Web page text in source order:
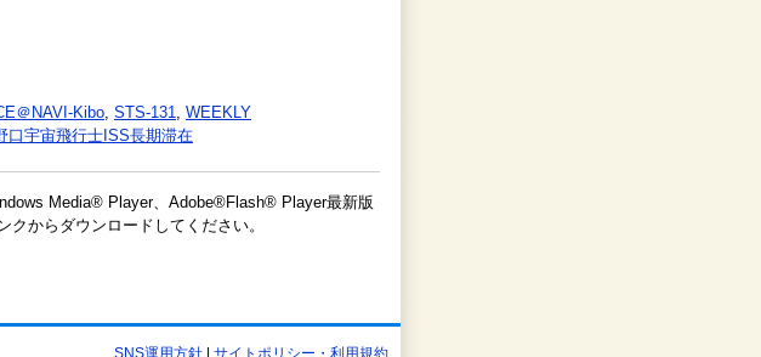
＠NAVI-Kibo, STS-131, WEEKLY
口宇宙飛行士ISS長期滞在
Media® Player、Adobe®Flash® Player最新版
からダウンロードしてください。
SNS運用方針 サイトポリシー・利用規約